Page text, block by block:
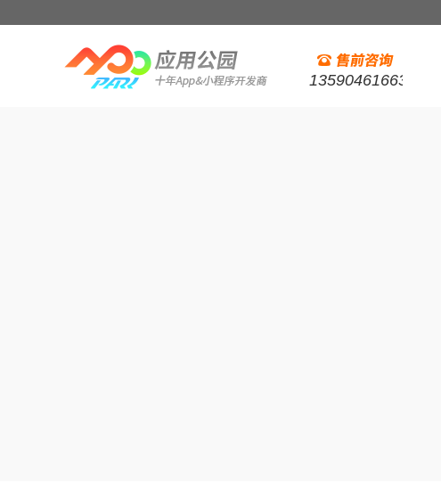
13590461663